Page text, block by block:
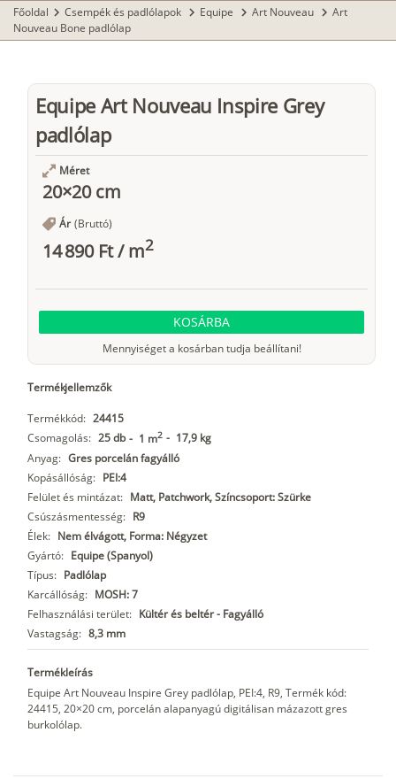
Főoldal chevron_right Csempék és padlólapok chevron_right Equipe chevron_right Art Nouveau chevron_right Art
Nouveau Bone padlólap
Equipe Art Nouveau Inspire Grey
padlólap
Méret
20×20 cm
Ár (Bruttó)
14 890 Ft/m2
KOSÁRBA
Mennyiséget a kosárban tudja beállítani!
Termékjellemzők
Termékkód: 24415
Csomagolás: 25 db - 1 m2 - 17,9 kg
Anyag: Gres porcelán fagyálló
Kopásállóság: PEI:4
Felület és mintázat: Matt, Patchwork, Színcsoport: Szürke
Csúszásmentesség: R9
Élek: Nem élvágott, Forma: Négyzet
Gyártó: Equipe (Spanyol)
Típus: Padlólap
Karcállóság: MOSH: 7
Felhasználási terület: Kültér és beltér - Fagyálló
Vastagság: 8,3 mm
Termékleírás
Equipe Art Nouveau Inspire Grey padlólap, PEI:4, R9, Termék kód:
24415, 20×20 cm, porcelán alapanyagú digitálisan mázazott gres
burkolólap.